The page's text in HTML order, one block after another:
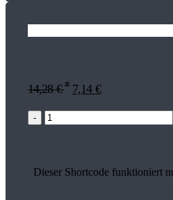
14,28€ * 7,14 €
-
Dieser Shortcode funktioniert